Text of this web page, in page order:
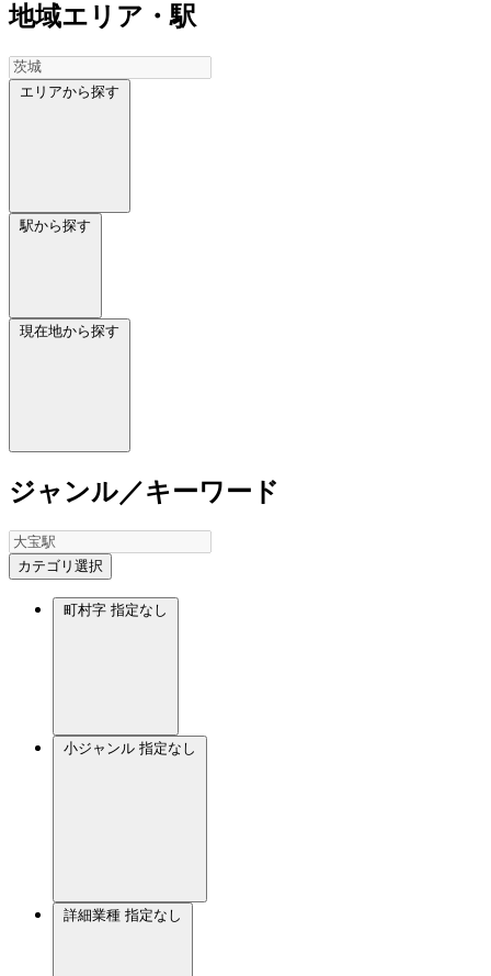
地域エリア・駅
エリアから探す
駅から探す
現在地から探す
ジャンル／キーワード
カテゴリ選択
町村字 指定なし
小ジャンル 指定なし
詳細業種 指定なし